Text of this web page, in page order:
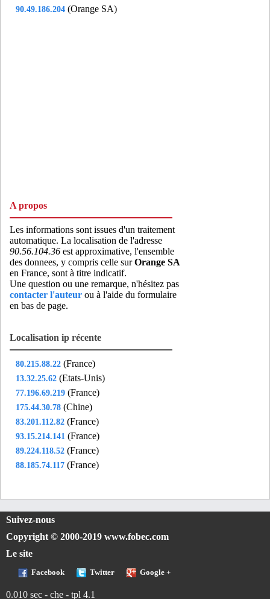
90.49.186.204 (Orange SA)
A propos
Les informations sont issues d'un traitement
automatique. La localisation de l'adresse
90.56.104.36 est approximative, l'ensemble
des donnees, y compris celle surOrange SA
en France, sont à titre indicatif.
Une question ou une remarque, n'hésitez pas
contacter l'auteur ou à l'aide du formulaire
en bas de page.
Localisation ip récente
80.215.88.22 (France)
13.32.25.62 (Etats-Unis)
77.196.69.219 (France)
175.44.30.78 (Chine)
83.201.112.82 (France)
93.15.214.141 (France)
89.224.118.52 (France)
88.185.74.117 (France)
Suivez-nous
Copyright © 2000-2019 www.fobec.com
Le site
Facebook Twitter Google +
0.010 sec - che - tpl 4.1